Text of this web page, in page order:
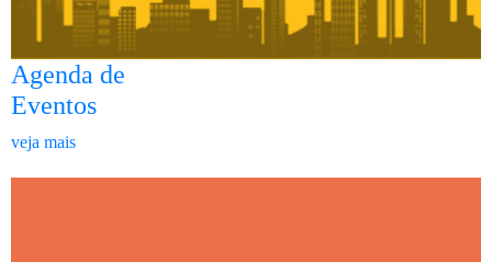
Agenda de
Eventos
veja mais